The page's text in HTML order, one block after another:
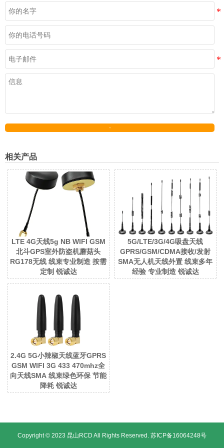
相关产品
LTE 4G天线5g NB WIFI GSM
北斗GPS室外防盗机蘑菇头
RG178无线 线束专业制造 按需
定制 锐诚达
5G/LTE/3G/4G吸盘天线
GPRS/GSM/CDMA接收/发射
SMA无人机天线外置 线束多年
经验 专业制造 锐诚达
2.4G 5G小辣椒天线蓝牙GPRS
GSM WIFI 3G 433 470mhz全
向天线SMA 线束绿色环保 节能
降耗 锐诚达
Copyright © 2023 昆山RCD All Rights Reserved. 苏ICP备16064248号